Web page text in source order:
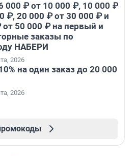
000 ₽ от 10 000 ₽, 10 000 ₽
₽, 20 000 ₽ от 30 000 ₽ и
от 50 000 ₽ на первый и
заказы по
НАБЕРИ
2026
на один заказ до 20 000
2026